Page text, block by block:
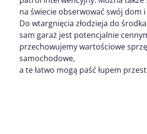
na świecie obserwować swój
Do wtargnięcia złodzieja do
sam garaż jest potencjalnie
przechowujemy wartościowe
samochodowe,
a te łatwo mogą paść łupem